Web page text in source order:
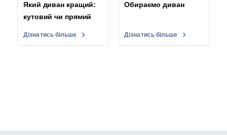
Який диван кращий:
кутовий чи прямий
Дізнатись більше
Обираємо диван
Дізнатись більше